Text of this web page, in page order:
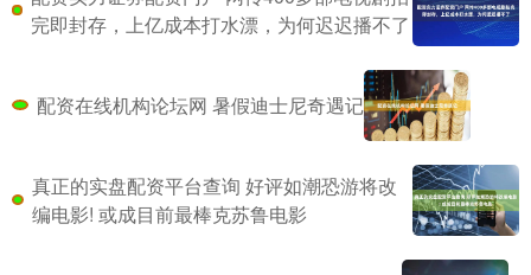
完即封存，上亿成本打水漂，为何迟迟播不了
配资在线机构论坛网 暑假迪士尼奇遇记
真正的实盘配资平台查询 好评如潮恐游将改
编电影! 或成目前最棒克苏鲁电影